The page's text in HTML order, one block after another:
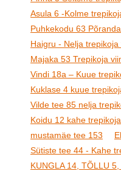
Asula 6 -Kolme
Puhkekodu 63
Haigru - Nelja trepikoja
Majaka 53 Trepikoja
Vindi 18a – Kuue
Kuklase 4 kuue
Vilde tee 85 nelja
Koidu 12 kahe
mustamäe tee 153
Sütiste tee 44 - Kahe
KUNGLA 14, TÕLLU